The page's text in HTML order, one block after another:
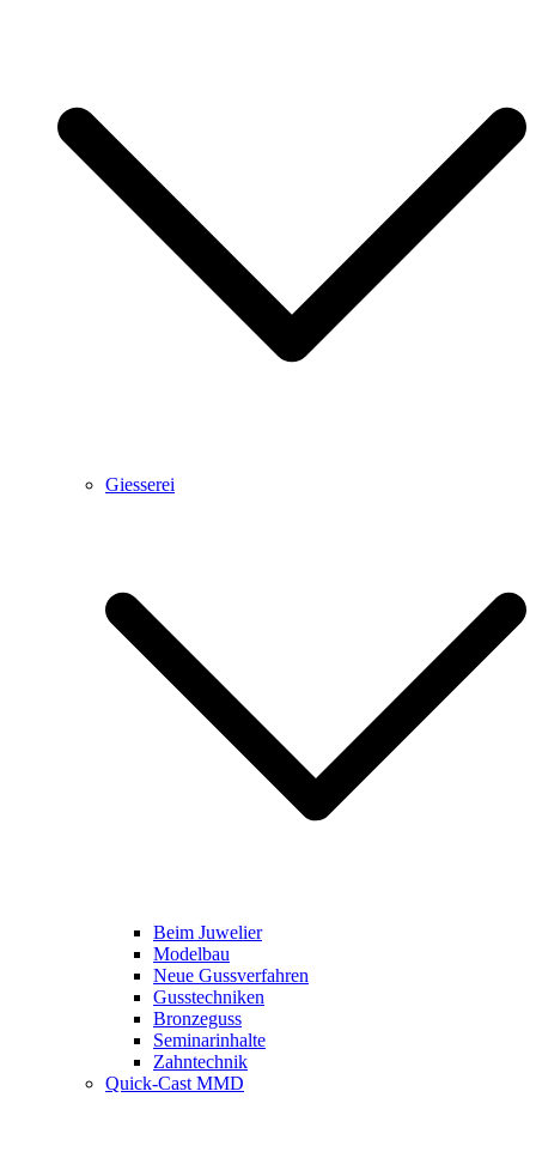
Giesserei
Beim Juwelier
Modelbau
Neue Gussverfahren
Gusstechniken
Bronzeguss
Seminarinhalte
Zahntechnik
Quick-Cast MMD